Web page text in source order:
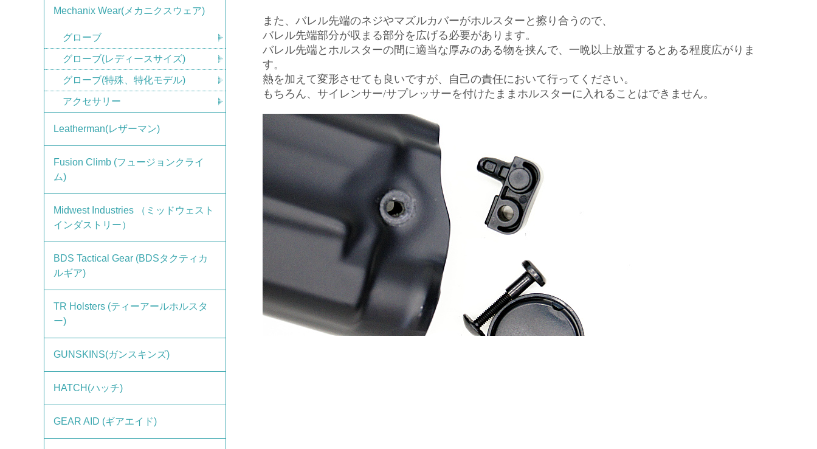
また、バレル先端のネジやマズルカバーがホルスターと擦り合うので、
バレル先端部分が収まる部分を広げる必要があります。
バレル先端とホルスターの間に適当な厚みのある物を挟んで、一晩以上放置するとある程度広がりま
す。
熱を加えて変形させても良いですが、自己の責任において行ってください。
もちろん、サイレンサー/サプレッサーを付けたままホルスターに入れることはできません。
Mechanix Wear(メカニクスウェア)
グローブ
グローブ(レディースサイズ)
グローブ(特殊、特化モデル)
アクセサリー
Leatherman(レザーマン)
Fusion Climb (フュージョンクライ
ム)
Midwest Industries （ミッドウェスト
インダストリー）
BDS Tactical Gear (BDSタクティカ
ルギア)
TR Holsters (ティーアールホルスタ
ー)
GUNSKINS(ガンスキンズ)
HATCH(ハッチ)
GEAR AID (ギアエイド)